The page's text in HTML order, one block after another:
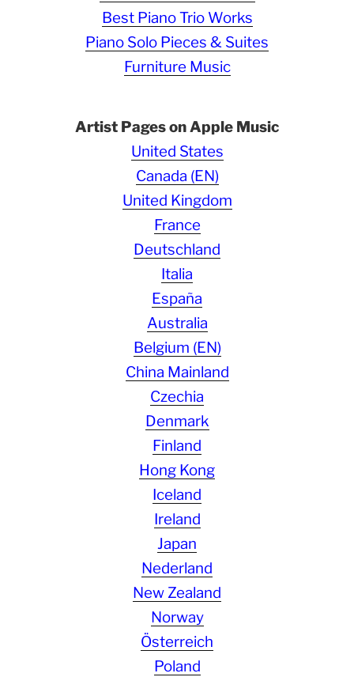
Best Piano Trio Works
Piano Solo Pieces & Suites
Furniture Music
Artist Pages on Apple Music
United States
Canada (EN)
United Kingdom
France
Deutschland
Italia
España
Australia
Belgium (EN)
China Mainland
Czechia
Denmark
Finland
Hong Kong
Iceland
Ireland
Japan
Nederland
New Zealand
Norway
Österreich
Poland